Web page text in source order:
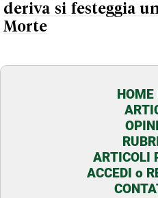
deriva si festeggia
Morte
HOME
ARTICOLI
ACCEDI o